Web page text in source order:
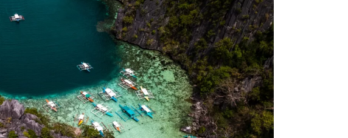
BACK TO OFFICE/SCHOOL
BMW BIZNIS LIGA
BIZLIFE WEEK
IZJAVA GODINE
BIZKOLEGIJUM